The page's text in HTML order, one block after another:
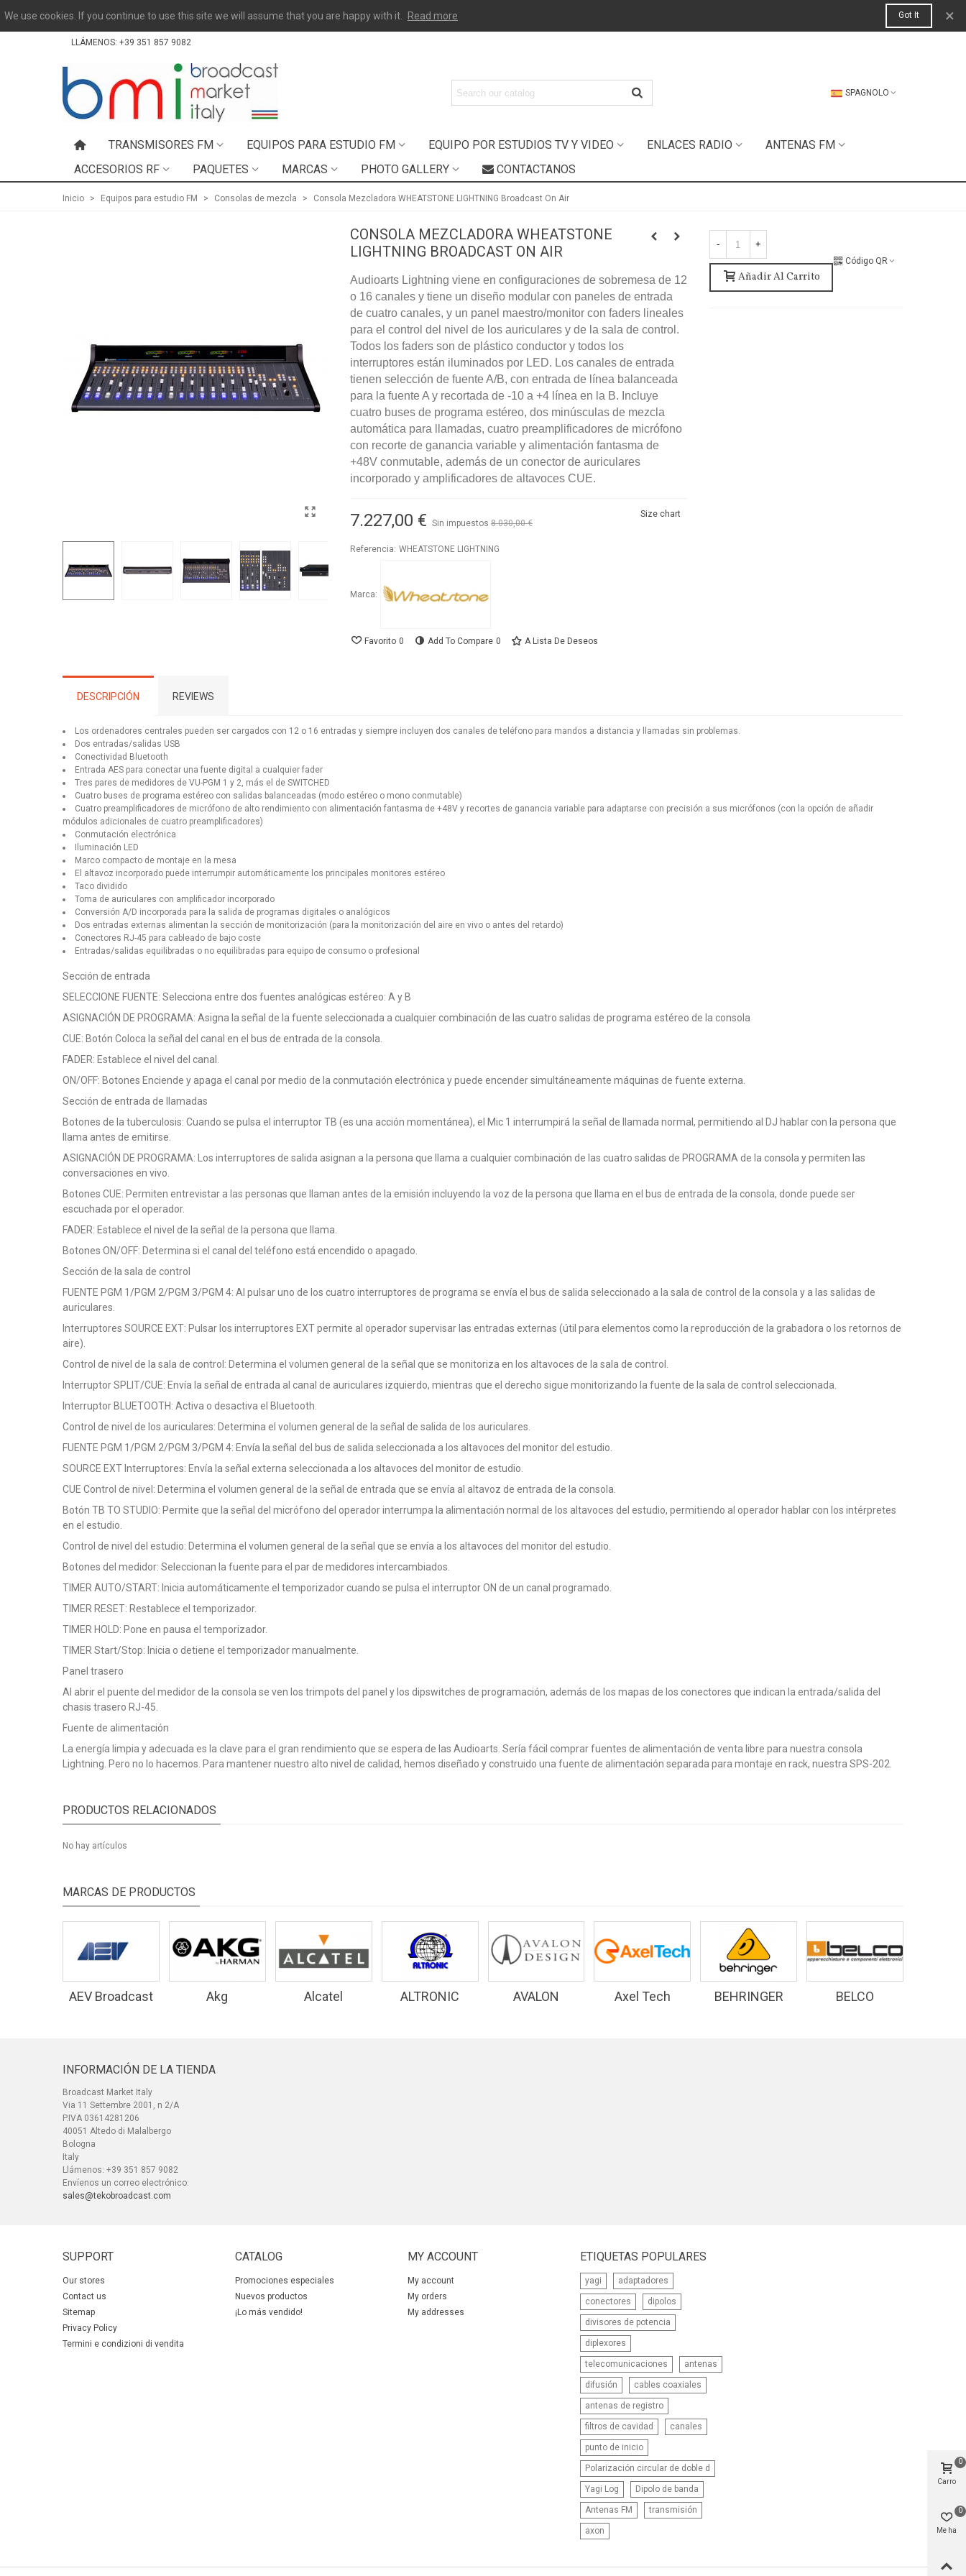
We use cookies. If you continue to use this site we will assume that you are happy with it. Read more Got It ×
LLÁMENOS: +39 351 857 9082
SPAGNOLO
TRANSMISORES FM EQUIPOS PARA ESTUDIO FM EQUIPO POR ESTUDIOS TV Y VIDEO ENLACES RADIO
ANTENAS FM
ACCESORIOS RF
PAQUETES MARCAS PHOTO GALLERY CONTACTANOS
Inicio > Equipos para estudio FM > Consolas de mezcla > Consola Mezcladora WHEATSTONE LIGHTNING Broadcast On Air
CONSOLA MEZCLADORA WHEATSTONE
LIGHTNING BROADCAST ON AIR
Audioarts Lightning viene en configuraciones de sobremesa de 12
o 16 canales y tiene un diseño modular con paneles de entrada
de cuatro canales, y un panel maestro/monitor con faders lineales
para el control del nivel de los auriculares y de la sala de control.
Todos los faders son de plástico conductor y todos los
interruptores están iluminados por LED. Los canales de entrada
tienen selección de fuente A/B, con entrada de línea balanceada
para la fuente A y recortada de -10 a +4 línea en la B. Incluye
cuatro buses de programa estéreo, dos minúsculas de mezcla
automática para llamadas, cuatro preamplificadores de micrófono
con recorte de ganancia variable y alimentación fantasma de
+48V conmutable, además de un conector de auriculares
incorporado y amplificadores de altavoces CUE.
7.227,00 € Sin impuestos 8.030,00 €
Size chart
Referencia: WHEATSTONE LIGHTNING
Marca:
Favorito 0 Add To Compare 0 A Lista De Deseos
- +
Añadir Al Carrito
Código QR
DESCRIPCIÓN REVIEWS
Los ordenadores centrales pueden ser cargados con 12 o 16 entradas y siempre incluyen dos canales de teléfono para mandos a distancia y llamadas sin problemas.
Dos entradas/salidas USB
Conectividad Bluetooth
Entrada AES para conectar una fuente digital a cualquier fader
Tres pares de medidores de VU-PGM 1 y 2, más el de SWITCHED
Cuatro buses de programa estéreo con salidas balanceadas (modo estéreo o mono conmutable)
Cuatro preamplificadores de micrófono de alto rendimiento con alimentación fantasma de +48V y recortes de ganancia variable para adaptarse con precisión a sus micrófonos (con la opción de añadir
módulos adicionales de cuatro preamplificadores)
Conmutación electrónica
Iluminación LED
Marco compacto de montaje en la mesa
El altavoz incorporado puede interrumpir automáticamente los principales monitores estéreo
Taco dividido
Toma de auriculares con amplificador incorporado
Conversión A/D incorporada para la salida de programas digitales o analógicos
Dos entradas externas alimentan la sección de monitorización (para la monitorización del aire en vivo o antes del retardo)
Conectores RJ-45 para cableado de bajo coste
Entradas/salidas equilibradas o no equilibradas para equipo de consumo o profesional
Sección de entrada
SELECCIONE FUENTE: Selecciona entre dos fuentes analógicas estéreo: A y B
ASIGNACIÓN DE PROGRAMA: Asigna la señal de la fuente seleccionada a cualquier combinación de las cuatro salidas de programa estéreo de la consola
CUE: Botón Coloca la señal del canal en el bus de entrada de la consola.
FADER: Establece el nivel del canal.
ON/OFF: Botones Enciende y apaga el canal por medio de la conmutación electrónica y puede encender simultáneamente máquinas de fuente externa.
Sección de entrada de llamadas
Botones de la tuberculosis: Cuando se pulsa el interruptor TB (es una acción momentánea), el Mic 1 interrumpirá la señal de llamada normal, permitiendo al DJ hablar con la persona que
llama antes de emitirse.
ASIGNACIÓN DE PROGRAMA: Los interruptores de salida asignan a la persona que llama a cualquier combinación de las cuatro salidas de PROGRAMA de la consola y permiten las
conversaciones en vivo.
Botones CUE: Permiten entrevistar a las personas que llaman antes de la emisión incluyendo la voz de la persona que llama en el bus de entrada de la consola, donde puede ser
escuchada por el operador.
FADER: Establece el nivel de la señal de la persona que llama.
Botones ON/OFF: Determina si el canal del teléfono está encendido o apagado.
Sección de la sala de control
FUENTE PGM 1/PGM 2/PGM 3/PGM 4: Al pulsar uno de los cuatro interruptores de programa se envía el bus de salida seleccionado a la sala de control de la consola y a las salidas de
auriculares.
Interruptores SOURCE EXT: Pulsar los interruptores EXT permite al operador supervisar las entradas externas (útil para elementos como la reproducción de la grabadora o los retornos de
aire).
Control de nivel de la sala de control: Determina el volumen general de la señal que se monitoriza en los altavoces de la sala de control.
Interruptor SPLIT/CUE: Envía la señal de entrada al canal de auriculares izquierdo, mientras que el derecho sigue monitorizando la fuente de la sala de control seleccionada.
Interruptor BLUETOOTH: Activa o desactiva el Bluetooth.
Control de nivel de los auriculares: Determina el volumen general de la señal de salida de los auriculares.
FUENTE PGM 1/PGM 2/PGM 3/PGM 4: Envía la señal del bus de salida seleccionada a los altavoces del monitor del estudio.
SOURCE EXT Interruptores: Envía la señal externa seleccionada a los altavoces del monitor de estudio.
CUE Control de nivel: Determina el volumen general de la señal de entrada que se envía al altavoz de entrada de la consola.
Botón TB TO STUDIO: Permite que la señal del micrófono del operador interrumpa la alimentación normal de los altavoces del estudio, permitiendo al operador hablar con los intérpretes
en el estudio.
Control de nivel del estudio: Determina el volumen general de la señal que se envía a los altavoces del monitor del estudio.
Botones del medidor: Seleccionan la fuente para el par de medidores intercambiados.
TIMER AUTO/START: Inicia automáticamente el temporizador cuando se pulsa el interruptor ON de un canal programado.
TIMER RESET: Restablece el temporizador.
TIMER HOLD: Pone en pausa el temporizador.
TIMER Start/Stop: Inicia o detiene el temporizador manualmente.
Panel trasero
Al abrir el puente del medidor de la consola se ven los trimpots del panel y los dipswitches de programación, además de los mapas de los conectores que indican la entrada/salida del
chasis trasero RJ-45.
Fuente de alimentación
La energía limpia y adecuada es la clave para el gran rendimiento que se espera de las Audioarts. Sería fácil comprar fuentes de alimentación de venta libre para nuestra consola
Lightning. Pero no lo hacemos. Para mantener nuestro alto nivel de calidad, hemos diseñado y construido una fuente de alimentación separada para montaje en rack, nuestra SPS-202.
PRODUCTOS RELACIONADOS
No hay artículos
MARCAS DE PRODUCTOS
AEV Broadcast
Akg Alcatel
ALTRONIC
AVALON
Axel Tech BEHRINGER BELCO
INFORMACIÓN DE LA TIENDA
Broadcast Market Italy
Via 11 Settembre 2001, n 2/A
P.IVA 03614281206
40051 Altedo di Malalbergo
Bologna
Italy
Llámenos: +39 351 857 9082
Envíenos un correo electrónico:
sales@tekobroadcast.com
SUPPORT
Our stores
Contact us
Sitemap
Privacy Policy
Termini e condizioni di vendita
CATALOG
Promociones especiales
Nuevos productos
¡Lo más vendido!
MY ACCOUNT
My account
My orders
My addresses
ETIQUETAS POPULARES
yagi adaptadores
conectores dipolos
divisores de potencia
diplexores
telecomunicaciones antenas
difusión cables coaxiales
antenas de registro
filtros de cavidad canales
punto de inicio
Polarización circular de doble d
Yagi Log Dipolo de banda
Antenas FM transmisión
axon
Carro
0
Me ha
0